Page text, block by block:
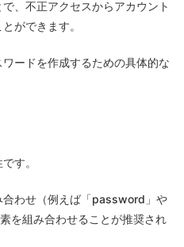
、不正アクセスからアカウント
ができます。
ードを作成するための具体的な
す。
合わせ（例えば「password」や
を組み合わせることが推奨され